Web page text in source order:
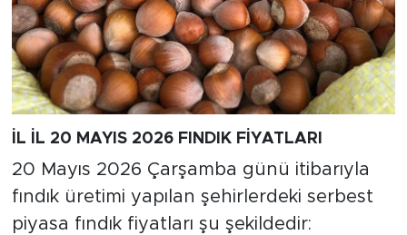
İL İL 20 MAYIS 2026 FINDIK FİYATLARI
20 Mayıs 2026 Çarşamba günü itibarıyla
fındık üretimi yapılan şehirlerdeki serbest
piyasa fındık fiyatları şu şekildedir: